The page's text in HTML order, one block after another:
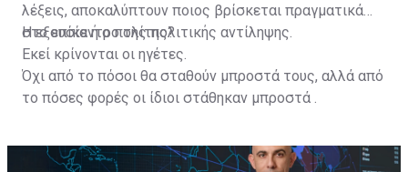
λέξεις, αποκαλύπτουν ποιος βρίσκεται πραγματικά
στο επίκεντρο της πολιτικής αντίληψης.
Η εξουσία ή ο πολίτης?
Εκεί κρίνονται οι ηγέτες.
Όχι από το πόσοι θα σταθούν μπροστά τους, αλλά από
το πόσες φορές οι ίδιοι στάθηκαν μπροστά .